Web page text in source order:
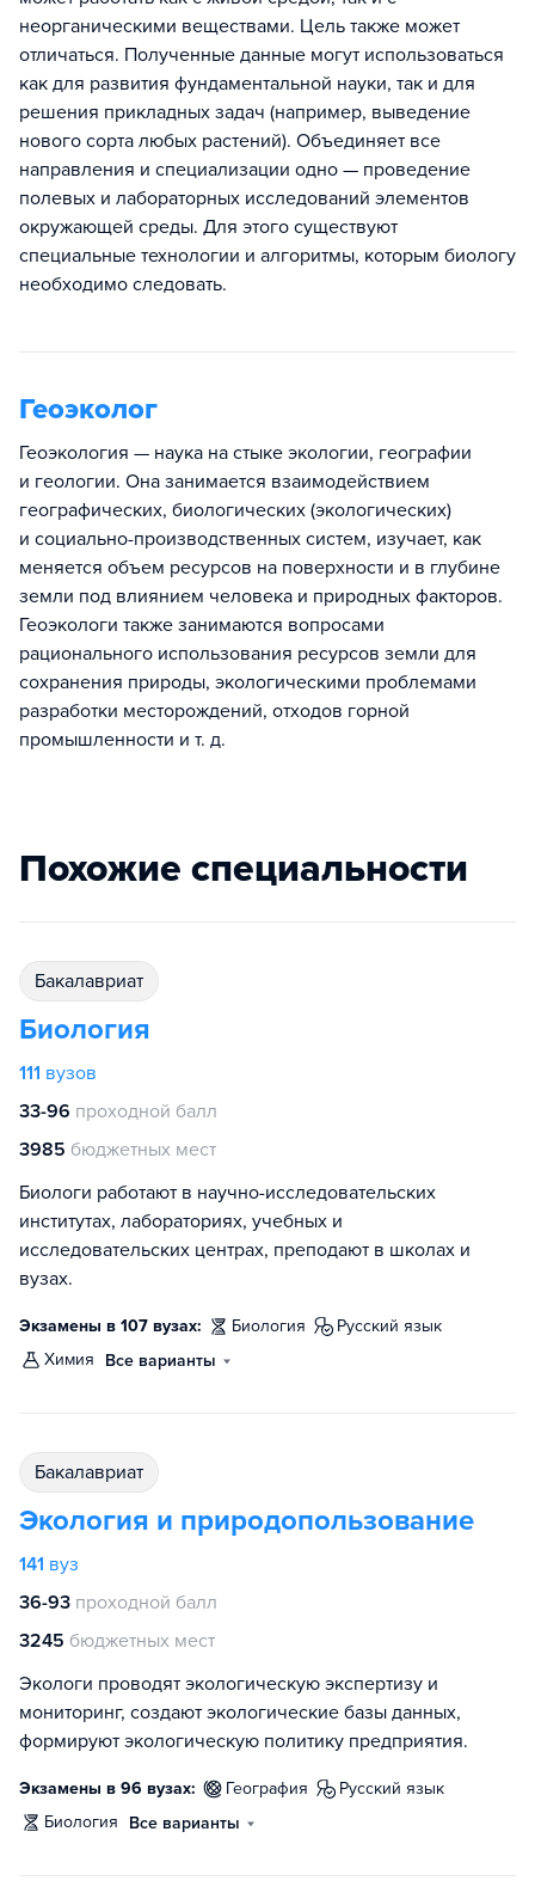
неорганическими веществами. Цель также может
отличаться. Полученные данные могут использоваться
как для развития фундаментальной науки, так и для
решения прикладных задач (например, выведение
нового сорта любых растений). Объединяет все
направления и специализации одно — проведение
полевых и лабораторных исследований элементов
окружающей среды. Для этого существуют
специальные технологии и алгоритмы, которым биологу
необходимо следовать.
Геоэколог
Геоэкология — наука на стыке экологии, географии
и геологии. Она занимается взаимодействием
географических, биологических (экологических)
и социально-производственных систем, изучает, как
меняется объем ресурсов на поверхности и в глубине
земли под влиянием человека и природных факторов.
Геоэкологи также занимаются вопросами
рационального использования ресурсов земли для
сохранения природы, экологическими проблемами
разработки месторождений, отходов горной
промышленности и т. д.
Похожие специальности
бакалавриат
Биология
111 вузов
33-96 проходной балл
3985 бюджетных мест
Биологи работают в научно-исследовательских
институтах, лабораториях, учебных и
исследовательских центрах, преподают в школах и
вузах.
Экзамены в 107 вузах: биология
русский язык
химия
Все варианты
бакалавриат
Экология и природопользование
141 вуз
36-93 проходной балл
3245 бюджетных мест
Экологи проводят экологическую экспертизу и
мониторинг, создают экологические базы данных,
формируют экологическую политику предприятия.
Экзамены в 96 вузах: география
русский язык
биология
Все варианты